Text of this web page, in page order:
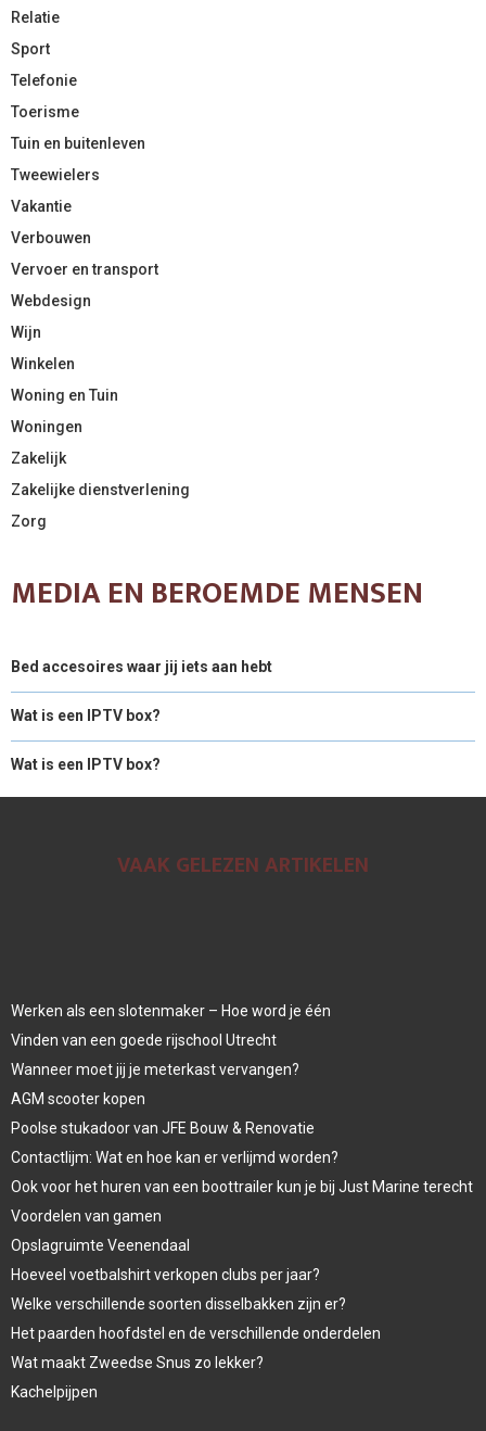
Relatie
Sport
Telefonie
Toerisme
Tuin en buitenleven
Tweewielers
Vakantie
Verbouwen
Vervoer en transport
Webdesign
Wijn
Winkelen
Woning en Tuin
Woningen
Zakelijk
Zakelijke dienstverlening
Zorg
MEDIA EN BEROEMDE MENSEN
Bed accesoires waar jij iets aan hebt
Wat is een IPTV box?
Wat is een IPTV box?
VAAK GELEZEN ARTIKELEN
Werken als een slotenmaker – Hoe word je één
Vinden van een goede rijschool Utrecht
Wanneer moet jij je meterkast vervangen?
AGM scooter kopen
Poolse stukadoor van JFE Bouw & Renovatie
Contactlijm: Wat en hoe kan er verlijmd worden?
Ook voor het huren van een boottrailer kun je bij Just Marine terecht
Voordelen van gamen
Opslagruimte Veenendaal
Hoeveel voetbalshirt verkopen clubs per jaar?
Welke verschillende soorten disselbakken zijn er?
Het paarden hoofdstel en de verschillende onderdelen
Wat maakt Zweedse Snus zo lekker?
Kachelpijpen